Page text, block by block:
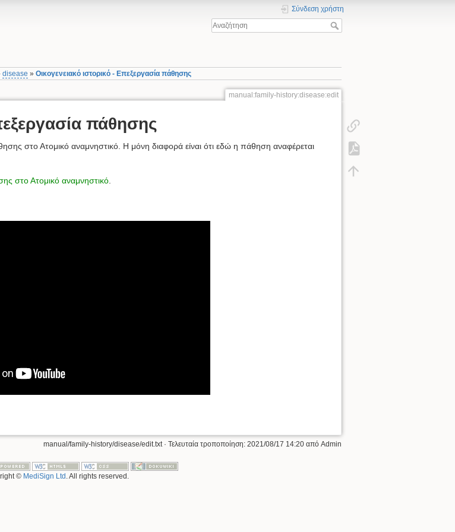
Σύνδεση χρήστη
disease »Οικογενειακό ιστορικό - Επεξεργασία πάθησης
manual:family-history:disease:edit
πάθησης
στο Ατομικό αναμνηστικό. Η μόνη διαφορά είναι ότι εδώ η πάθηση αναφέρεται
στο Ατομικό αναμνηστικό
manual/family-history/disease/edit.txt· Τελευταία τροποποίηση: 2021/08/17 14:20 από Admin
© MediSign Ltd . All rights reserved.